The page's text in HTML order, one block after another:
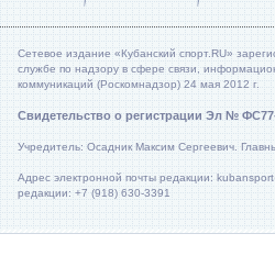
Сетевое издание «Кубанский спорт.RU»
службе по надзору в сфере связи,
коммуникаций (Роскомнадзор) 24 мая 2012 г.
Свидетельство о регистрации Эл №
Учредитель: Осадник Максим Сергеевич.
Адрес электронной почты редакции:
редакции: +7 (918) 630-3391